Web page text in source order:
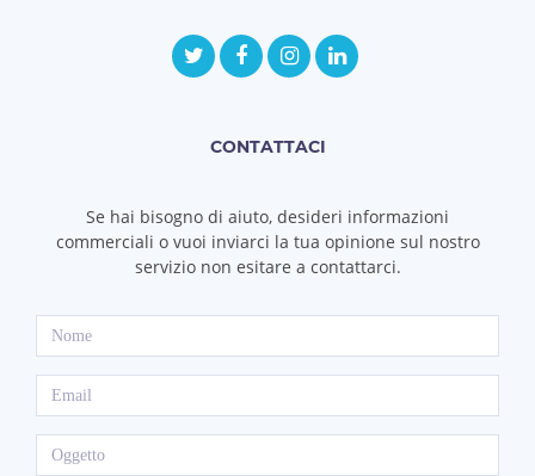
CONTATTACI
Se hai bisogno di aiuto, desideri informazioni
commerciali o vuoi inviarci la tua opinione sul nostro
servizio non esitare a contattarci.